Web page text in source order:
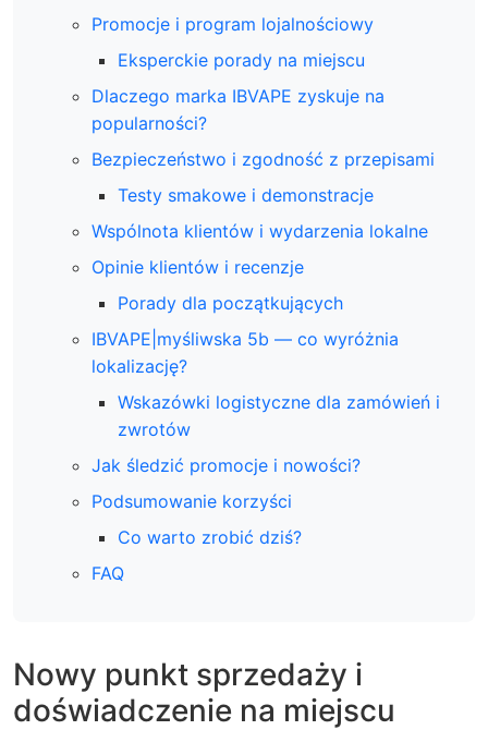
Promocje i program lojalnościowy
Eksperckie porady na miejscu
Dlaczego marka IBVAPE zyskuje na
popularności?
Bezpieczeństwo i zgodność z przepisami
Testy smakowe i demonstracje
Wspólnota klientów i wydarzenia lokalne
Opinie klientów i recenzje
Porady dla początkujących
IBVAPE|myśliwska 5b — co wyróżnia
lokalizację?
Wskazówki logistyczne dla zamówień i
zwrotów
Jak śledzić promocje i nowości?
Podsumowanie korzyści
Co warto zrobić dziś?
FAQ
Nowy punkt sprzedaży i
doświadczenie na miejscu